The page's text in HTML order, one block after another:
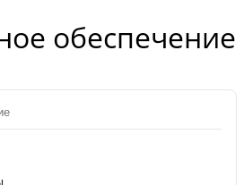
обеспечение